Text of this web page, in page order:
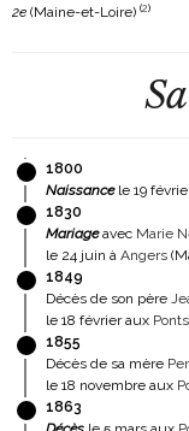
2e (Maine-et-Loire) (2)
1800
Naissancele 19
1830
Mariageavec Marie
le 24 juin à Angers
1849
Décès de son père
le 18 février aux
1855
Décès de sa mère
le 18 novembre aux
1863